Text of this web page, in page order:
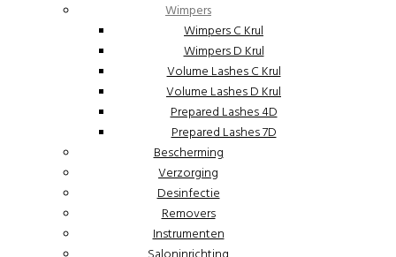
Wimpers
Wimpers C Krul
Wimpers D Krul
Volume Lashes C Krul
Volume Lashes D Krul
Prepared Lashes 4D
Prepared Lashes 7D
Bescherming
Verzorging
Desinfectie
Removers
Instrumenten